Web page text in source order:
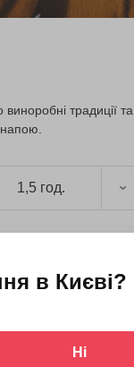
традиції та
1,5 год.
в Києві?
Ні